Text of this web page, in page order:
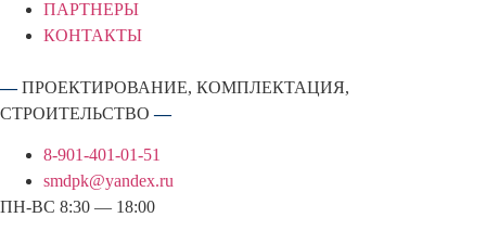
ПАРТНЕРЫ
КОНТАКТЫ
—ПРОЕКТИРОВАНИЕ, КОМПЛЕКТАЦИЯ,
СТРОИТЕЛЬСТВО—
8-901-401-01-51
smdpk@yandex.ru
ПН-ВС 8:30 — 18:00